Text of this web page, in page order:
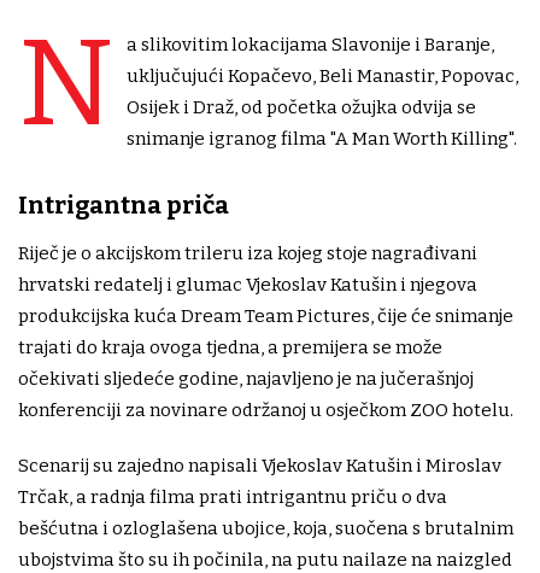
N
a slikovitim lokacijama Slavonije i Baranje,
uključujući Kopačevo, Beli Manastir, Popovac,
Osijek i Draž, od početka ožujka odvija se
snimanje igranog filma "A Man Worth Killing".
Intrigantna priča
Riječ je o akcijskom trileru iza kojeg stoje nagrađivani
hrvatski redatelj i glumac Vjekoslav Katušin i njegova
produkcijska kuća Dream Team Pictures, čije će snimanje
trajati do kraja ovoga tjedna, a premijera se može
očekivati sljedeće godine, najavljeno je na jučerašnjoj
konferenciji za novinare održanoj u osječkom ZOO hotelu.
Scenarij su zajedno napisali Vjekoslav Katušin i Miroslav
Trčak, a radnja filma prati intrigantnu priču o dva
bešćutna i ozloglašena ubojice, koja, suočena s brutalnim
ubojstvima što su ih počinila, na putu nailaze na naizgled